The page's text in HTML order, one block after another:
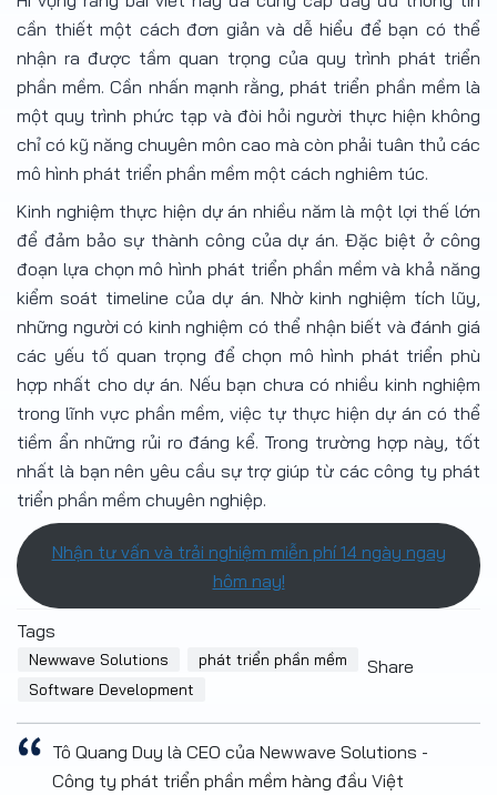
cần thiết một cách đơn giản và dễ hiểu để bạn có thể
nhận ra được tầm quan trọng của quy trình phát triển
phần mềm. Cần nhấn mạnh rằng, phát triển phần mềm là
một quy trình phức tạp và đòi hỏi người thực hiện không
chỉ có kỹ năng chuyên môn cao mà còn phải tuân thủ các
mô hình phát triển phần mềm một cách nghiêm túc.
Kinh nghiệm thực hiện dự án nhiều năm là một lợi thế lớn
để đảm bảo sự thành công của dự án. Đặc biệt ở công
đoạn lựa chọn mô hình phát triển phần mềm và khả năng
kiểm soát timeline của dự án. Nhờ kinh nghiệm tích lũy,
những người có kinh nghiệm có thể nhận biết và đánh giá
các yếu tố quan trọng để chọn mô hình phát triển phù
hợp nhất cho dự án. Nếu bạn chưa có nhiều kinh nghiệm
trong lĩnh vực phần mềm, việc tự thực hiện dự án có thể
tiềm ẩn những rủi ro đáng kể. Trong trường hợp này, tốt
nhất là bạn nên yêu cầu sự trợ giúp từ các công ty phát
triển phần mềm chuyên nghiệp.
Nhận tư vấn và trải nghiệm miễn phí 14 ngày ngay
hôm nay!
Tags
Newwave Solutions
phát triển phần mềm
Software Development
Share
Tô Quang Duy là CEO của Newwave Solutions -
Công ty phát triển phần mềm hàng đầu Việt